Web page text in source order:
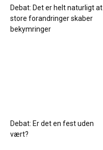
Debat: Det er helt naturligt at
store forandringer skaber
bekymringer
Debat: Er det en fest uden
vært?